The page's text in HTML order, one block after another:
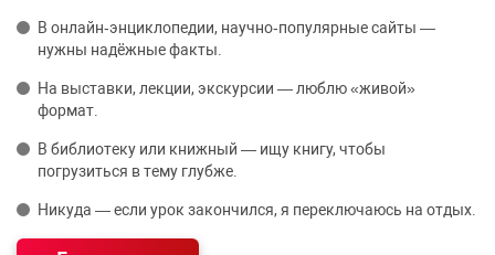
В онлайн‑энциклопедии, научно‑популярные сайты —
нужны надёжные факты.
На выставки, лекции, экскурсии — люблю «живой»
формат.
В библиотеку или книжный — ищу книгу, чтобы
погрузиться в тему глубже.
Никуда — если урок закончился, я переключаюсь на отдых.